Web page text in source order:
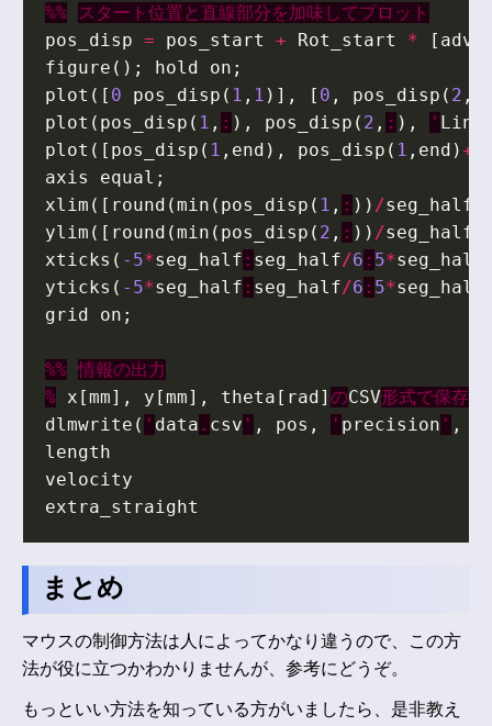
%% スタート位置と直線部分を加味してプロット
pos_disp = pos_start + Rot_start * [
figure (); hold on ;
plot ([ 0 pos_disp ( 1 , 1 )], [ 0 , pos_disp ( 2 ,
plot ( pos_disp ( 1 , : ), pos_disp ( 2 , : ), '
plot ([ pos_disp ( 1 , end ), pos_disp ( 1 , end )+
axis
equal ;
xlim ([ round (min ( pos_disp ( 1 , : )) /seg_half
ylim ([ round (min ( pos_disp ( 2 , : )) /seg_half
xticks ( -5*seg_half : seg_half/6 : 5*seg_half
yticks ( -5*seg_half : seg_half/6 : 5*seg_half
grid
on ;
%% 情報の出力
% x [mm], y [mm], theta [ rad] のCSV形式で保存
dlmwrite ( ' data . csv ' , pos , ' precision ' ,
length
velocity
extra_straight
まとめ
マウスの制御方法は人によってかなり違うので、この方
法が役に立つかわかりませんが、参考にどうぞ。
もっといい方法を知っている方がいましたら、是非教え